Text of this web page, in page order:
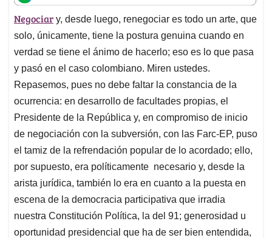
t
s
A
p
p
e
b
o
o
k
k
e
d
I
n
i
l
e
a
d
s
Negociar y, desde luego, renegociar es todo un arte, que
solo, únicamente, tiene la postura genuina cuando en
verdad se tiene el ánimo de hacerlo; eso es lo que pasa
y pasó en el caso colombiano. Miren ustedes.
Repasemos, pues no debe faltar la constancia de la
ocurrencia: en desarrollo de facultades propias, el
Presidente de la República y, en compromiso de inicio
de negociación con la subversión, con las Farc-EP, puso
el tamiz de la refrendación popular de lo acordado; ello,
por supuesto, era políticamente necesario y, desde la
arista jurídica, también lo era en cuanto a la puesta en
escena de la democracia participativa que irradia
nuestra Constitución Política, la del 91; generosidad u
oportunidad presidencial que ha de ser bien entendida,